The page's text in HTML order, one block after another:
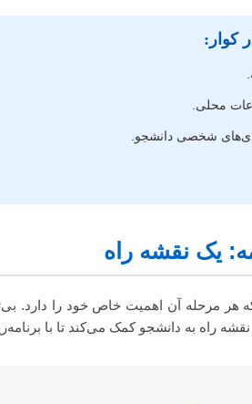
کوار:
محلی.
شخصی دانشجو.
یک نقشه راه
هر مرحله آن اهمیت خاص خود را دارد.
راه به دانشجو کمک می‌کند تا با